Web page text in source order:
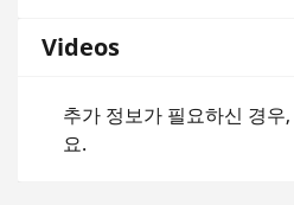
Videos
추가 정보가 필요하신 경
요.